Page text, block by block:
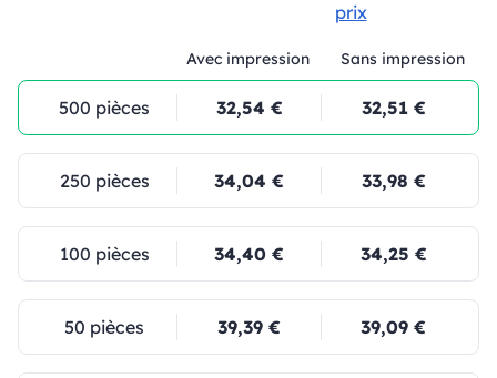
prix
Avec impression Sans impression
500 pièces 32,54 € 32,51 €
250 pièces 34,04 € 33,98 €
100 pièces 34,40 € 34,25 €
50 pièces 39,39 € 39,09 €